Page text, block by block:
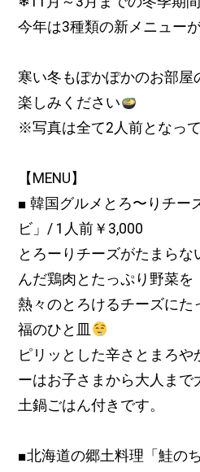
今年は3種類の新メニュー
寒い冬もぽかぽかのお部屋
楽しみください
※写真は全て2人前となって
【MENU】
■ 韓国グルメとろ〜りチー
ビ」/ 1人前￥3,000
とろーりチーズがたまら
んだ鶏肉とたっぷり野菜を
熱々のとろけるチーズにた
福のひと皿
ピリッとした辛さとまろ
ーはお子さまから大人まで
土鍋ごはん付きです。
■北海道の郷土料理「鮭の